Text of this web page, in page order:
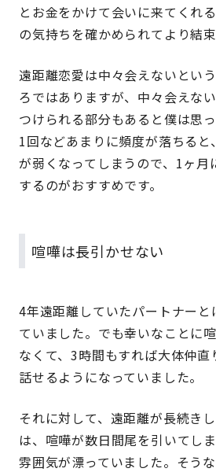
とお金をかけて会いに来てくれ
の気持ちを確かめられてより結
遠距離恋愛は中々会えないとい
ろではありますが、中々会えな
つけられる部分もあると僕は思
1回などあまりに頻度が落ちると
が弱くなってしまうので、1ヶ月
するのがおすすめです。
喧嘩は長引かせない
4年遠距離していたパートナーと
ていました。でも幸いなことに
なくて、3時間もすれば大体仲直
話せるようになっていました。
それに対して、遠距離が長続き
は、喧嘩が数日間尾を引いてし
雰囲気が漂っていました。そう